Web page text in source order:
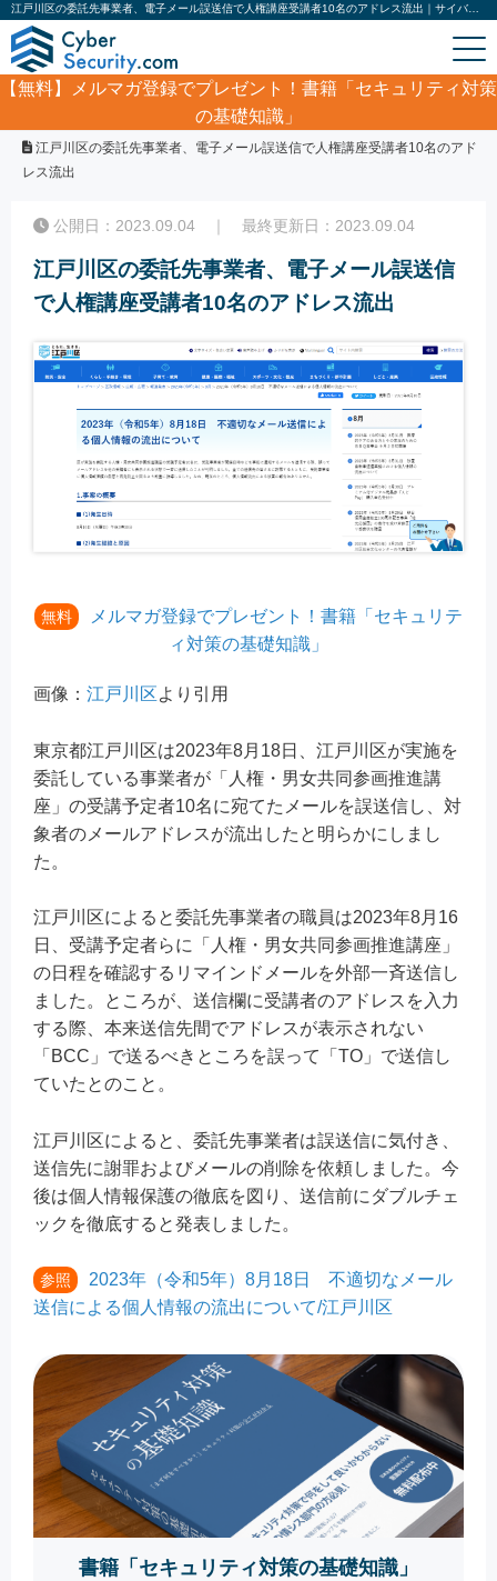
【無料】
メルマガ登録でプレゼント！書籍「セキュリティ対策
の基礎知識」
サイバーセキュリティ・情報漏洩ニュース
江戸川区の委託先事業者、電子メール誤送信で人権講座受講者10名のアド
レス流出
公開日：2023.09.04 ｜ 最終更新日：2023.09.04
江戸川区の委託先事業者、電子メール誤送信
で人権講座受講者10名のアドレス流出
無料
メルマガ登録でプレゼント！書籍「セキュリテ
ィ対策の基礎知識」
画像： 江戸川区より引用
東京都江戸川区は2023年8月18日、江戸川区が実施を
委託している事業者が「人権・男女共同参画推進講
座」の受講予定者10名に宛てたメールを誤送信し、対
象者のメールアドレスが流出したと明らかにしまし
た。
江戸川区によると委託先事業者の職員は2023年8月16
日、受講予定者らに「人権・男女共同参画推進講座」
の日程を確認するリマインドメールを外部一斉送信し
ました。ところが、送信欄に受講者のアドレスを入力
する際、本来送信先間でアドレスが表示されない
「BCC」で送るべきところを誤って「TO」で送信し
ていたとのこと。
江戸川区によると、委託先事業者は誤送信に気付き、
送信先に謝罪およびメールの削除を依頼しました。今
後は個人情報保護の徹底を図り、送信前にダブルチェ
ックを徹底すると発表しました。
参照
2023年（令和5年）8月18日 不適切なメール
送信による個人情報の流出について/江戸川区
書籍「セキュリティ対策の基礎知識」